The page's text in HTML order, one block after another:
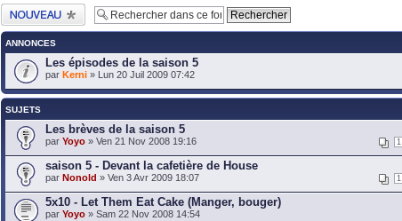
Publier un nouveau
sujet
ANNONCES
Les épisodes de la saison 5
par Kerni » Lun 20 Juil 2009 07:42
SUJETS
Les brèves de la saison 5
1
par Yoyo » Ven 21 Nov 2008 19:16
saison 5 - Devant la cafetière de House
1
par Nonold » Ven 3 Avr 2009 18:07
5x10 - Let Them Eat Cake (Manger, bouger)
par Yoyo » Sam 22 Nov 2008 14:54